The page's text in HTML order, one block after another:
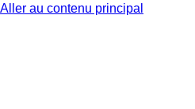
Aller au contenu principal